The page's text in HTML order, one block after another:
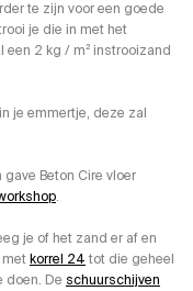
te zijn voor een goede
je die in met het
een 2 kg / m² instrooizand
je emmertje, deze zal
Beton Cire vloer
.
je of het zand er af en
metkorrel 24tot die geheel
doen. De schuurschijven